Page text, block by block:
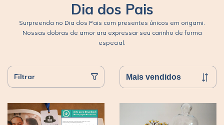
Dia dos Pais
Surpreenda no Dia dos Pais com presentes únicos em origami.
Nossas dobras de amor ara expressar seu carinho de forma
especial.
Filtrar